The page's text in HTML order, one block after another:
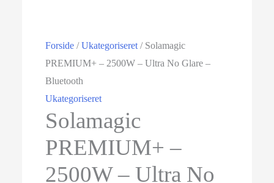
Forside /Ukategoriseret / Solamagic
PREMIUM+ – 2500W – Ultra No Glare –
Bluetooth
Ukategoriseret
Solamagic
PREMIUM+ –
2500W – Ultra No